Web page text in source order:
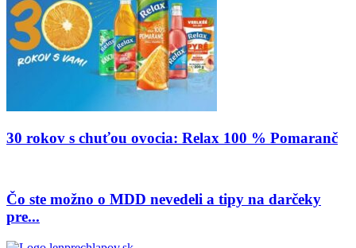
30 rokov s chuťou ovocia: Relax 100 % Pomaranč
Čo ste možno o MDD nevedeli a tipy na darčeky
pre...